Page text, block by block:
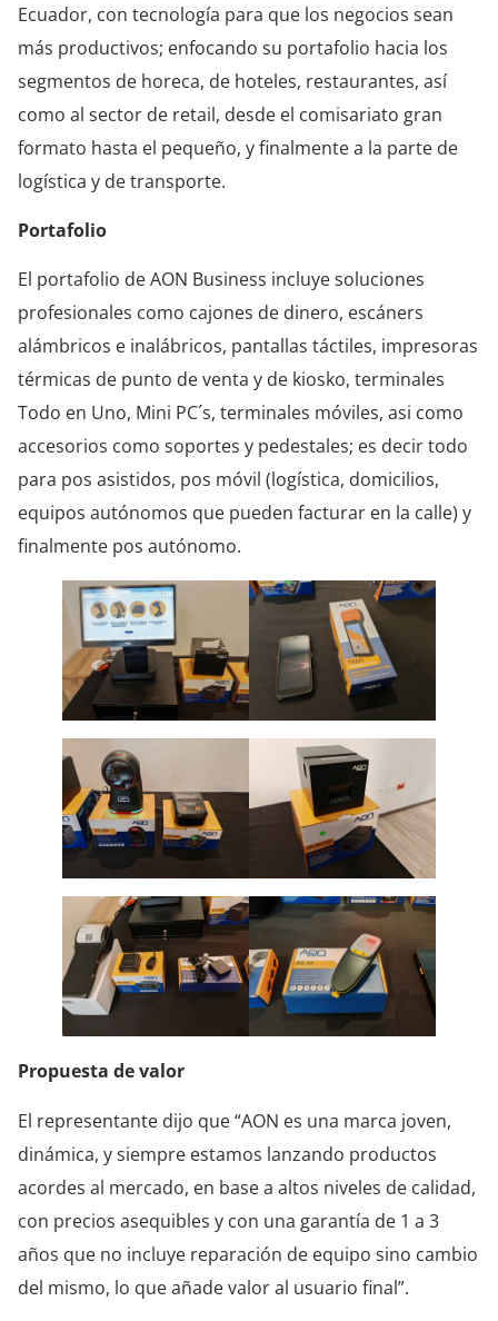
Ecuador, con tecnología para que los negocios sean
más productivos; enfocando su portafolio hacia los
segmentos de horeca, de hoteles, restaurantes, así
como al sector de retail, desde el comisariato gran
formato hasta el pequeño, y finalmente a la parte de
logística y de transporte.
Portafolio
El portafolio de AON Business incluye soluciones
profesionales como cajones de dinero, escáners
alámbricos e inalábricos, pantallas táctiles, impresoras
térmicas de punto de venta y de kiosko, terminales
Todo en Uno, Mini PC´s, terminales móviles, asi como
accesorios como soportes y pedestales; es decir todo
para pos asistidos, pos móvil (logística, domicilios,
equipos autónomos que pueden facturar en la calle) y
finalmente pos autónomo.
Propuesta de valor
El representante dijo que “AON es una marca joven,
dinámica, y siempre estamos lanzando productos
acordes al mercado, en base a altos niveles de calidad,
con precios asequibles y con una garantía de 1 a 3
años que no incluye reparación de equipo sino cambio
del mismo, lo que añade valor al usuario final”.